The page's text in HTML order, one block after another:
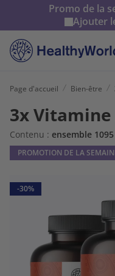
Promo de la
Ajouter
Page d'accueil Bien-être
3x Vitamine
Contenu : ensemble
PROMOTION DE LA
-30%